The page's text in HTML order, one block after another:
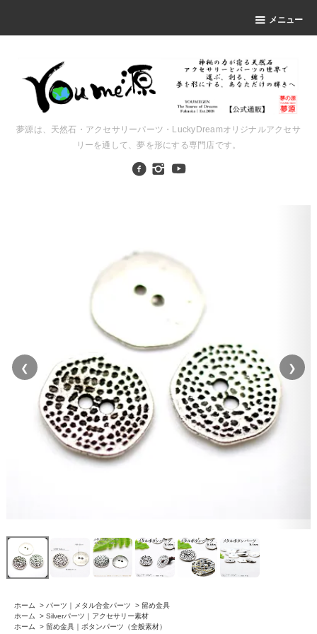
メニュー
夢源は、天然石・アクセサリーパーツ・LuckyDreamオリジナルアクセサ
リーを通して、夢を形にする専門店です。
❮ ❯
ホーム > パーツ｜メタル合金パーツ > 留め金具
ホーム
> Silverパーツ｜アクセサリー素材
ホーム
> 留め金具｜ボタンパーツ（全般素材）